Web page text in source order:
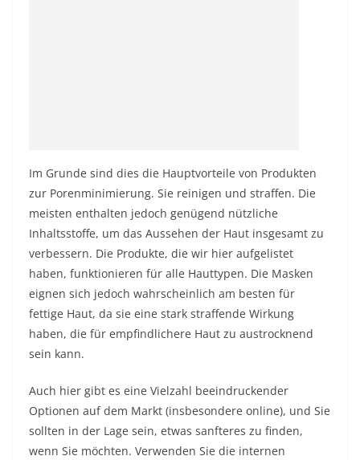
Im Grunde sind dies die Hauptvorteile von Produkten
zur Porenminimierung. Sie reinigen und straffen. Die
meisten enthalten jedoch genügend nützliche
Inhaltsstoffe, um das Aussehen der Haut insgesamt zu
verbessern. Die Produkte, die wir hier aufgelistet
haben, funktionieren für alle Hauttypen. Die Masken
eignen sich jedoch wahrscheinlich am besten für
fettige Haut, da sie eine stark straffende Wirkung
haben, die für empfindlichere Haut zu austrocknend
sein kann.
Auch hier gibt es eine Vielzahl beeindruckender
Optionen auf dem Markt (insbesondere online), und Sie
sollten in der Lage sein, etwas sanfteres zu finden,
wenn Sie möchten. Verwenden Sie die internen